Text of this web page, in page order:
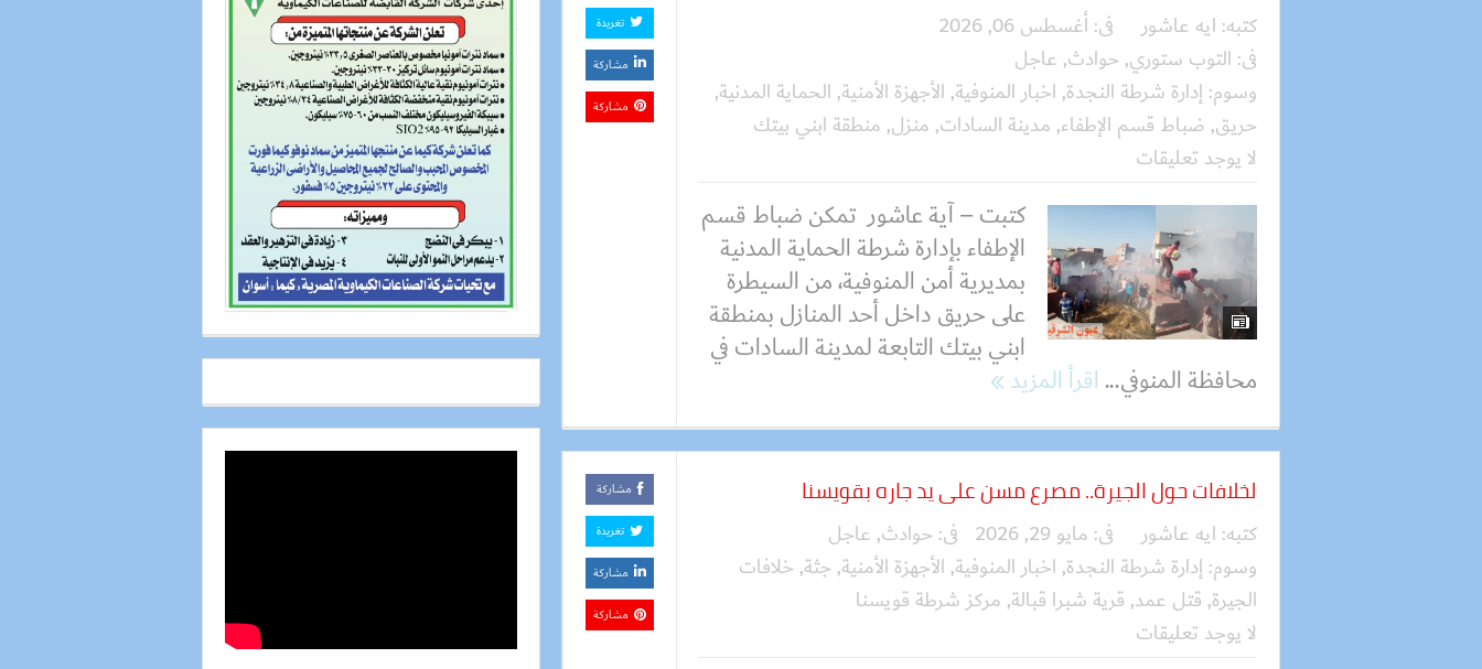
كتبه: ايه عاشور فى:أغسطس 06, 2026
فى: التوب ستوري, حوادث, عاجل
وسوم: إدارة شرطة النجدة, اخبار المنوفية, الأجهزة الأمنية, الحماية المدنية,
حريق, ضباط قسم الإطفاء, مدينة السادات, منزل, منطقة ابني بيتك
لا يوجد تعليقات
كتبت – آية عاشور تمكن ضباط قسم
الإطفاء بإدارة شرطة الحماية المدنية
بمديرية أمن المنوفية، من السيطرة
على حريق داخل أحد المنازل بمنطقة
ابني بيتك التابعة لمدينة السادات في
محافظة المنوفي...اقرأ المزيد
تغريدة
مشاركة
مشاركة
لخلافات حول الجيرة.. مصرع مسن على يد جاره بقويسنا
كتبه: ايه عاشور فى: مايو 29, 2026 فى: حوادث, عاجل
وسوم: إدارة شرطة النجدة, اخبار المنوفية, الأجهزة الأمنية, جثة, خلافات
الجيرة, قتل عمد, قرية شبرا قبالة, مركز شرطة قويسنا
لا يوجد تعليقات
مشاركة
تغريدة
مشاركة
مشاركة